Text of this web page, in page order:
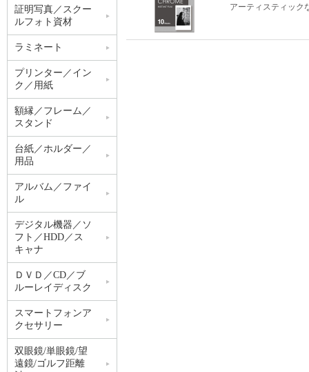
アーティスティック
証明写真／スクー
ルフォト資材
ラミネート
プリンター／イン
ク／用紙
額縁／フレーム／
スタンド
台紙／ホルダー／
用品
アルバム／ファイ
ル
デジタル機器／ソ
フト／HDD／ス
キャナ
ＤＶＤ／CD／ブ
ルーレイディスク
スマートフォンア
クセサリー
双眼鏡/単眼鏡/望
遠鏡/ゴルフ距離